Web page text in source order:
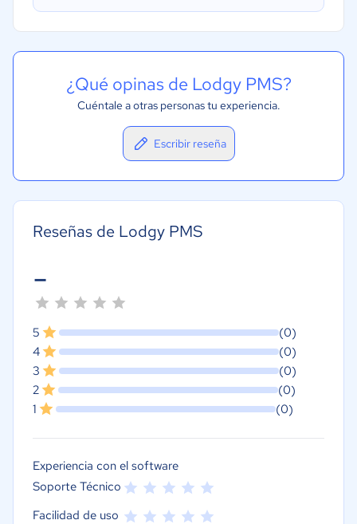
Gestión del mantenimiento
Integración de GDS y OTA
¿Qué opinas de Lodgy PMS?
Cuéntale a otras personas tu experiencia.
Escribir reseña
Reseñas de Lodgy PMS
-
5
(0)
4
(0)
3
(0)
2
(0)
1
(0)
Experiencia con el software
Soporte Técnico
Facilidad de uso